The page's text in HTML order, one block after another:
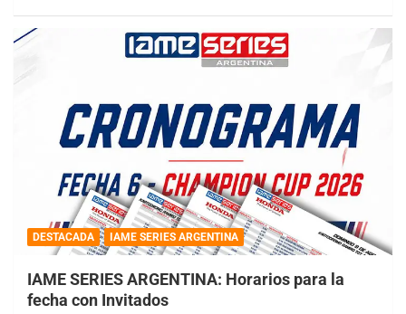
DESTACADA IAME SERIES ARGENTINA
IAME SERIES ARGENTINA: Horarios para la
fecha con Invitados